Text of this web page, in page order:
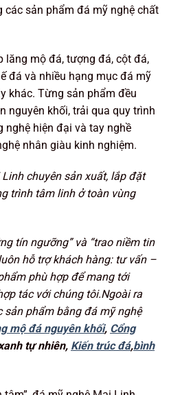
các sản phẩm đá mỹ nghệ chất
lăng mộ đá, tượng đá, cột đá,
đá và nhiều hạng mục đá mỹ
khác. Từng sản phẩm đều
nguyên khối, trải qua quy trình
nghệ hiện đại và tay nghề
nhân giàu kinh nghiệm.
chuyên sản xuất, lắp đặt
trình tâm linh ở toàn vùng
tín ngưỡng” và “trao niềm tin
hỗ trợ khách hàng: tư vấn –
phù hợp để mang tới
tác với chúng tôi.Ngoài ra
sản phẩm bằng đá mỹ nghệ
mộ đá nguyên khối, Cổng
tự nhiên, Kiến trúc đá,bình